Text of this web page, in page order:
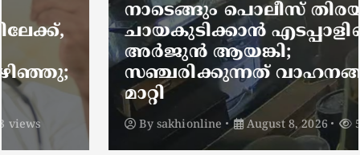
നാടെങ്ങും പൊലീസ് തിരയുന്നു,
ചായകുടിക്കാൻ എടപ്പാളിലെത്തി
അർജുൻ ആയങ്കി;
സഞ്ചരിക്കുന്നത് വാഹനങ്ങൾ
മാറ്റി
By sakhionline August 8, 2026 5 views